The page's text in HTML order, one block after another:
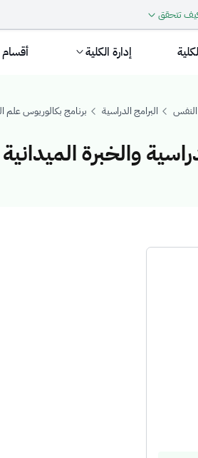
تتحقق
إدارة الكلية أقسام
النفس البرامج الدراسية برنامج بكالوريوس علم
والخبرة الميدانية